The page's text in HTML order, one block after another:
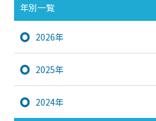
年別一覧
2026年
2025年
2024年